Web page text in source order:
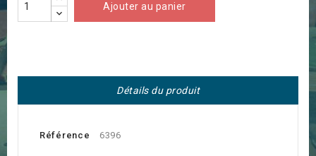
Ajouter au panier
Détails du produit
Référence 6396